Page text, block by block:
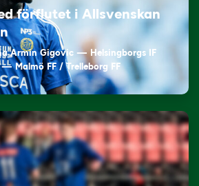
förflutet i Allsvenskan
Armin Gigovic — Helsingborgs IF
Malmö FF / Trelleborg FF